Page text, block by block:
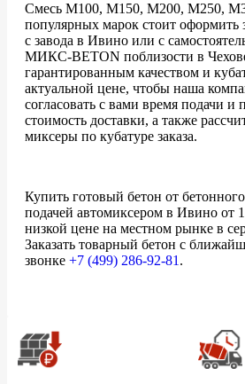
Смесь М100, М150, М200, М250,
популярных марок стоит оформить
с завода в Ивино или с
МИКС-BETON поблизости в
гарантированным качеством и
актуальной цене, чтобы наша
согласовать с вами время подачи и
стоимость доставки, а также
миксеры по кубатуре заказа.
Купить готовый бетон от
подачей автомиксером в Ивино от
низкой цене на местном рынке в
Заказать товарный бетон с
звонке +7 (499) 286-92-81 .